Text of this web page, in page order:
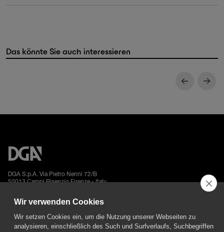
Das könnte Sie auch interessieren
DGA S.p.A. Via Pietro Nenni 72/B
50013 Campi Bisenzio Firenze - Italy
Wir verwenden Cookies
Wir setzen Cookies ein, um die Nutzung unserer Webseiten zu
analysieren, einschließlich des Such und Surfverlaufs, Suchbegriffen